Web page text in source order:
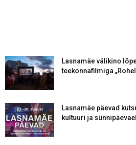
Lasnamäe välikino
teekonnafilmiga
Lasnamäe päevad
kultuuri ja